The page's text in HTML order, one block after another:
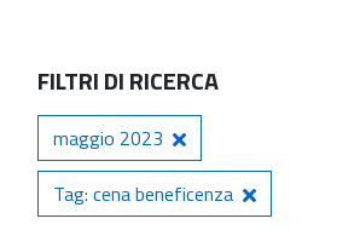
FILTRI DI RICERCA
maggio 2023
Tag: cena beneficenza